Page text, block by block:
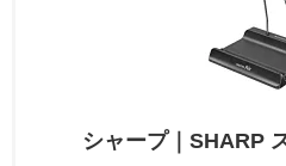
シャープ｜SHARP